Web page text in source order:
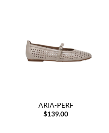
ARIA-PERF
$139.00